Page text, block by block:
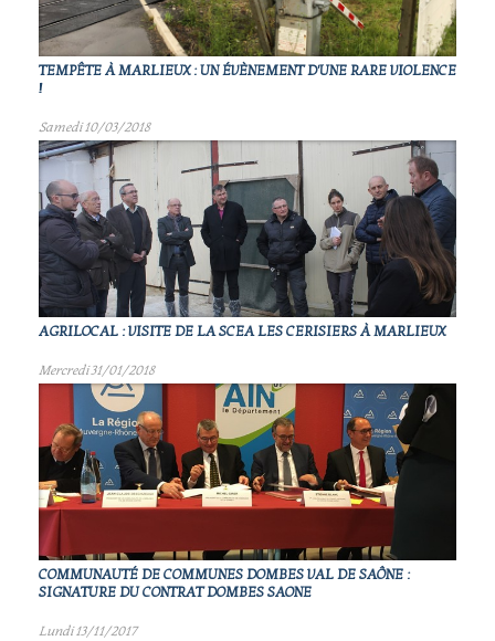
TEMPÊTE À MARLIEUX : UN ÉVÈNEMENT D'UNE RARE VIOLENCE
!
Samedi 10/03/2018
AGRILOCAL : VISITE DE LA SCEA LES CERISIERS À MARLIEUX
Mercredi 31/01/2018
COMMUNAUTÉ DE COMMUNES DOMBES VAL DE SAÔNE :
SIGNATURE DU CONTRAT DOMBES SAONE
Lundi 13/11/2017